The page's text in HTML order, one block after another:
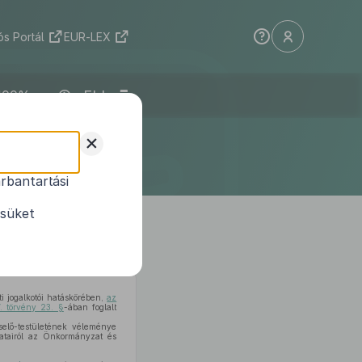
Portál EUR-LEX
ELI
jogalkotói hatáskörében,az
törvény 23. §-ában foglalt
testületének véleménye
az Önkormányzat és
+